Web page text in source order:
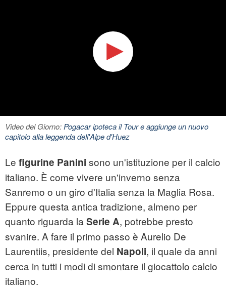
Video del Giorno: Pogacar ipoteca il Tour e aggiunge un nuovo
capitolo alla leggenda dell'Alpe d'Huez
Le figurine Panini sono un'istituzione per il calcio
italiano. È come vivere un'inverno senza
Sanremo o un giro d'Italia senza la Maglia Rosa.
Eppure questa antica tradizione, almeno per
quanto riguarda la Serie A, potrebbe presto
svanire. A fare il primo passo è Aurelio De
Laurentiis, presidente del Napoli, il quale da anni
cerca in tutti i modi di smontare il giocattolo calcio
italiano.